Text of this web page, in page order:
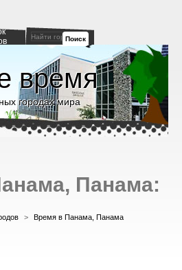
Поиск
время
городах мира
Панама:
> Время в Панама, Панама